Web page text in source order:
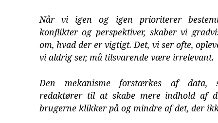
Når vi igen og igen prioriterer
konflikter og perspektiver, skaber vi
om, hvad der er vigtigt. Det, vi ser ofte,
vi aldrig ser, må tilsvarende være irrelevant.
Den mekanisme forstærkes af data,
redaktører til at skabe mere indhold af
brugerne klikker på og mindre af det, der